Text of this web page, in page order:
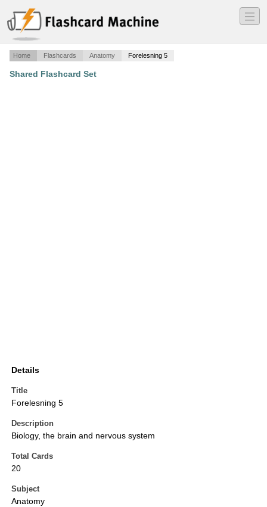
―
―
―
Home Flashcards Anatomy Forelesning 5
Shared Flashcard Set
Details
Title
Forelesning 5
Description
Biology, the brain and nervous system
Total Cards
20
Subject
Anatomy